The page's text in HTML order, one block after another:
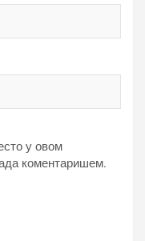
у овом
коментаришем.